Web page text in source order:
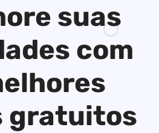
suas
com
gratuitos